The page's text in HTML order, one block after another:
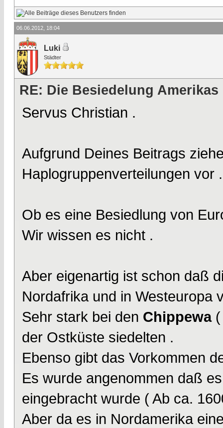
06.06.2012, 18:04
Luki
Städter
RE: Die Besiedelung Amerikas
Servus Christian .
Aufgrund Deines Beitrags
Haplogruppenverteilungen vor .
Ob es eine Besiedlung von
Wir wissen es nicht .
Aber eigenartig ist schon daß
Nordafrika und in Westeuropa
Sehr stark bei den Chippewa(
der Ostküste siedelten .
Ebenso gibt das Vorkommen
Es wurde angenommen daß
eingebracht wurde ( Ab ca.
Aber da es in Nordamerika